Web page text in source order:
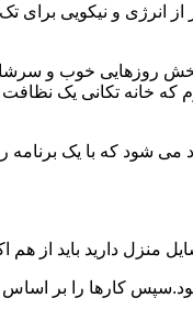
و نیکویی برای
روزهایی خوب و
خانه تکانی یک
شود که با یک برنامه
منزل دارید باید از
کارها را بر اساس